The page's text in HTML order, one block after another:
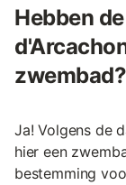
Hebben
zwembad?
Ja! Volgens de
hier een
bestemming